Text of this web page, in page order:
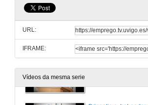
URL:
IFRAME:
Vídeos da mesma serie
16 de mar. de 2017